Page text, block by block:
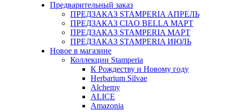
Предварительный заказ
ПРЕДЗАКАЗ STAMPERIA АПРЕЛЬ
ПРЕДЗАКАЗ CIAO BELLA МАРТ
ПРЕДЗАКАЗ STAMPERIA МАРТ
ПРЕДЗАКАЗ STAMPERIA ИЮЛЬ
Новое в магазине
Коллекции Stamperia
К Рождеству и Новому году
Herbarium Silvae
Alchemy
ALICE
Amazonia